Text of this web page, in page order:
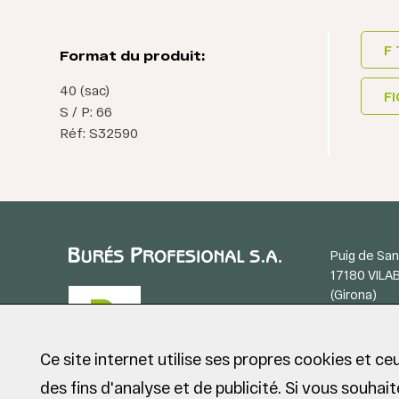
Format du produit:
40 (sac)
S / P: 66
Réf: S32590
F
Puig de
17180
(Girona)
Ce site internet utilise ses propres cookies et
des fins d'analyse et de publicité. Si vous